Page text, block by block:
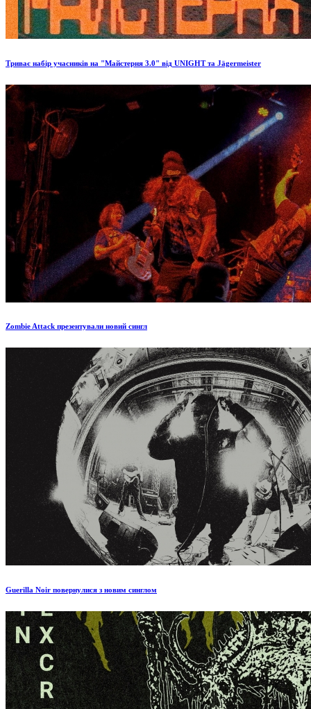
Триває набір учасників на "Майстерня 3.0" від UNIGHT та Jägermeister
Zombie Attack презентували новий сингл
Guerilla Noir повернулися з новим синглом